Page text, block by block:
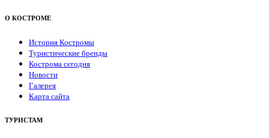
О КОСТРОМЕ
История Костромы
Туристические бренды
Кострома сегодня
Новости
Галерея
Карта сайта
ТУРИСТАМ